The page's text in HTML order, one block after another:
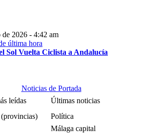
2026 - 4:42 am
Sol Vuelta Ciclista a Andalucía
Noticias de Portada
leídas
Últimas noticias
Política
Málaga capital